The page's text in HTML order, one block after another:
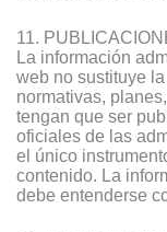
11.
La información
web no sustituye
normativas,
tengan que ser
oficiales de las
el único
contenido. La
debe entenderse